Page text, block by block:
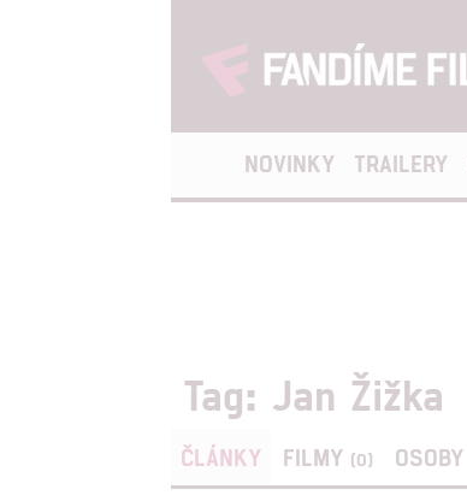
NOVINKY TRAILERY
Tag: Jan Žižka
ČLÁNKY FILMY (0) OSOBY